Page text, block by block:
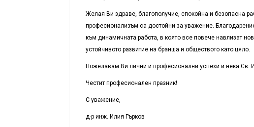
Желая Ви здраве, благополучие, спокойна и безопасна
професионализъм са достойни за уважение.
към динамичната работа, в която все повече навлизат
устойчивото развитие на бранша и обществото като цяло.
Пожелавам Ви лични и професионални успехи и нека Св.
Честит професионален празник!
С уважение,
д-р инж. Илия Гърков